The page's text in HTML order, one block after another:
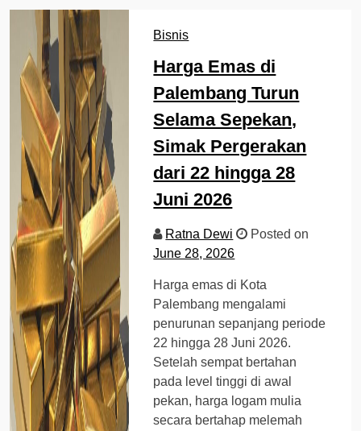
Bisnis
Harga Emas di
Palembang Turun
Selama Sepekan,
Simak Pergerakan
dari 22 hingga 28
Juni 2026
Ratna Dewi
Posted on
June 28, 2026
Harga emas di Kota
Palembang mengalami
penurunan sepanjang periode
22 hingga 28 Juni 2026.
Setelah sempat bertahan
pada level tinggi di awal
pekan, harga logam mulia
secara bertahap melemah